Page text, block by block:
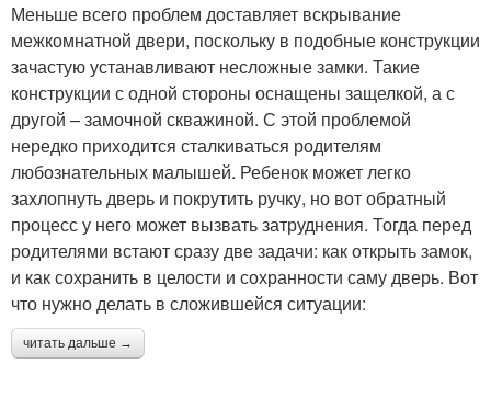
Меньше всего проблем доставляет вскрывание
межкомнатной двери, поскольку в подобные конструкции
зачастую устанавливают несложные замки. Такие
конструкции с одной стороны оснащены защелкой, а с
другой – замочной скважиной. С этой проблемой
нередко приходится сталкиваться родителям
любознательных малышей. Ребенок может легко
захлопнуть дверь и покрутить ручку, но вот обратный
процесс у него может вызвать затруднения. Тогда перед
родителями встают сразу две задачи: как открыть замок,
и как сохранить в целости и сохранности саму дверь. Вот
что нужно делать в сложившейся ситуации:
читать дальше →